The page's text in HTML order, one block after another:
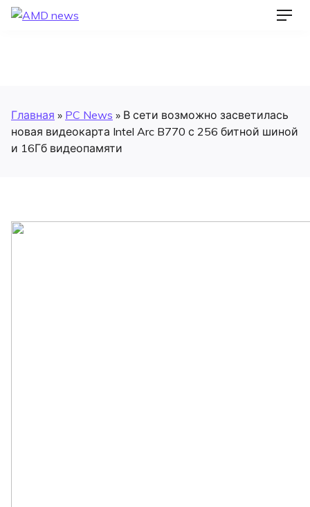
SkipAMD news
Главная » PC News » В сети возможно засветилась
новая видеокарта Intel Arc B770 с 256 битной шиной
и 16Гб видеопамяти